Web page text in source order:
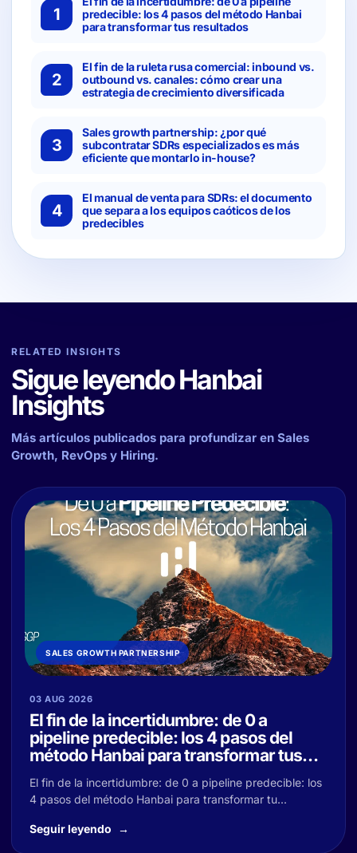
1
predecible: los 4 pasos del método Hanbai
para transformar tus resultados
2
El fin de la ruleta rusa comercial: inbound vs.
outbound vs. canales: cómo crear una
estrategia de crecimiento diversificada
3
Sales growth partnership: ¿por qué
subcontratar SDRs especializados es más
eficiente que montarlo in-house?
4
El manual de venta para SDRs: el documento
que separa a los equipos caóticos de los
predecibles
RELATED INSIGHTS
Sigue leyendo Hanbai
Insights
Más artículos publicados para profundizar en Sales
Growth, RevOps y Hiring.
SALES GROWTH PARTNERSHIP
03 AUG 2026
El fin de la incertidumbre: de 0 a
pipeline predecible: los 4 pasos del
método Hanbai para transformar tus
resultados
El fin de la incertidumbre: de 0 a pipeline predecible: los
4 pasos del método Hanbai para transformar tu...
Seguir leyendo